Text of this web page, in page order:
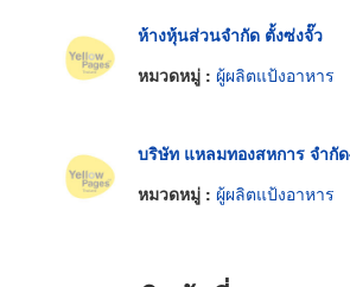
ห้างหุ้นส่วนจำกัด ตั้งซ่งจั๊ว
หมวดหมู่ : ผู้ผลิตแป้งอาหาร
บริษัท แหลมทองสหการ จำกั
หมวดหมู่ : ผู้ผลิตแป้งอาหาร